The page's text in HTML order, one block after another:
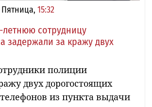
Пятница, 15:32
летнюю сотрудницу
задержали за кражу двух
полиции
двух дорогостоящих
из пункта выдачи